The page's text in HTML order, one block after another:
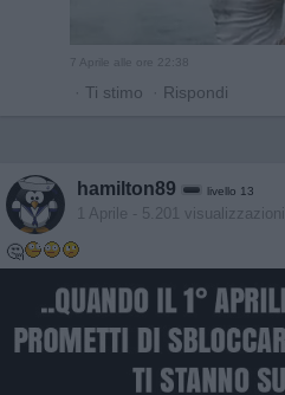
7 Aprile alle ore 22:38
· Ti stimo · Rispondi
hamilton89 livello 13
1 Aprile - 5.201 visualizzazioni
🤔